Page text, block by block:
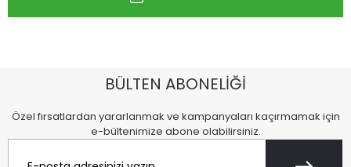
BÜLTEN ABONELİĞİ
Özel fırsatlardan yararlanmak ve kampanyaları kaçırmamak için
e-bültenimize abone olabilirsiniz.